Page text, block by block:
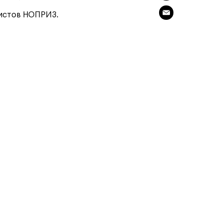
программы
НОПРИЗ.